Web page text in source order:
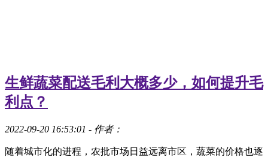
生鲜蔬菜配送毛利大概多少，如何提升毛
利点？
2022-09-20 16:53:01 - 作者：
随着城市化的进程，农批市场日益远离市区，蔬菜的价格也逐